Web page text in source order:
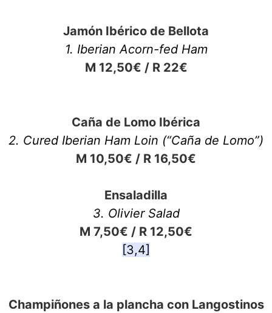
Jamón Ibérico de Bellota
1. Iberian Acorn-fed Ham
M 12,50€ / R 22€
Caña de Lomo Ibérica
2. Cured Iberian Ham Loin (“Caña de Lomo”)
M 10,50€ / R 16,50€
Ensaladilla
3. Olivier Salad
M 7,50€ / R 12,50€
[3,4]
Champiñones a la plancha con Langostinos